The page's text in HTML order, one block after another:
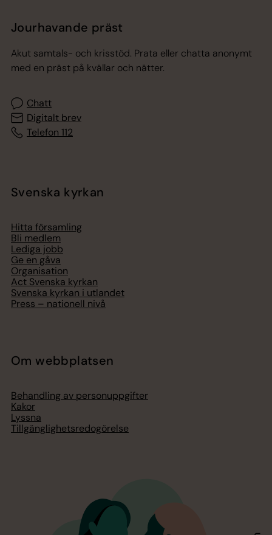
Jourhavande präst
Akut samtals- och krisstöd. Prata eller chatta anonymt
med en präst på kvällar och nätter.
Chatt
Digitalt brev
Telefon 112
Svenska kyrkan
Hitta församling
Bli medlem
Lediga jobb
Ge en gåva
Organisation
Act Svenska kyrkan
Svenska kyrkan i utlandet
Press – nationell nivå
Om webbplatsen
Behandling av personuppgifter
Kakor
Lyssna
Tillgänglighetsredogörelse